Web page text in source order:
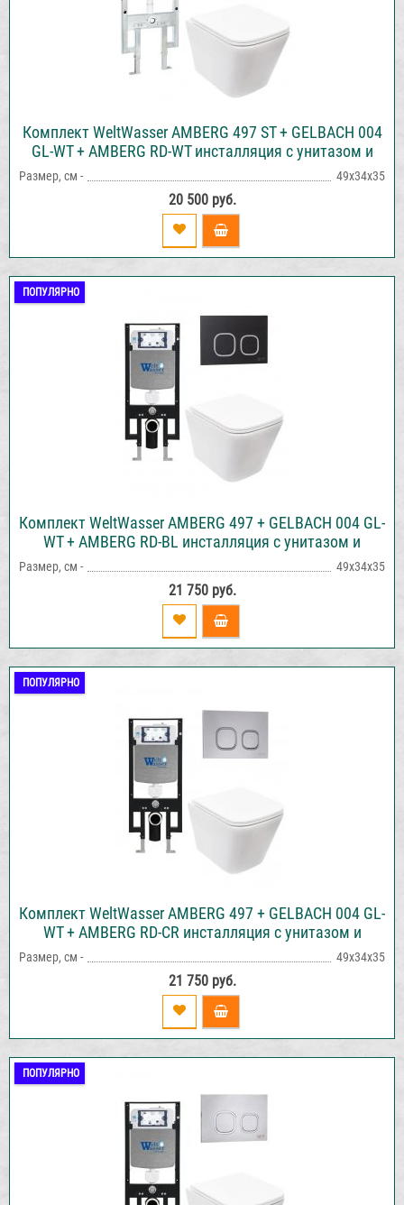
Комплект WeltWasser AMBERG 497 ST + GELBACH 004
GL-WT + AMBERG RD-WT инсталляция с унитазом и
Размер, см - 49х34х35
20 500 руб.
ПОПУЛЯРНО
Комплект WeltWasser AMBERG 497 + GELBACH 004 GL-
WT + AMBERG RD-BL инсталляция с унитазом и
Размер, см - 49х34х35
21 750 руб.
ПОПУЛЯРНО
Комплект WeltWasser AMBERG 497 + GELBACH 004 GL-
WT + AMBERG RD-CR инсталляция с унитазом и
Размер, см - 49х34х35
21 750 руб.
ПОПУЛЯРНО